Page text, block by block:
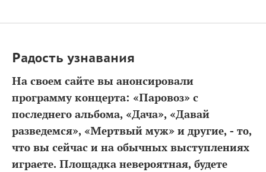
Радость узнавания
На своем сайте вы анонсировали
программу концерта: «Паровоз» с
последнего альбома, «Дача», «Давай
разведемся», «Мертвый муж» и другие, - то,
что вы сейчас и на обычных выступлениях
играете. Площадка невероятная, будете